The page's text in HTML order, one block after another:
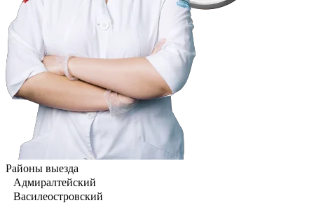
Районы выезда
Адмиралтейский
Василеостровский